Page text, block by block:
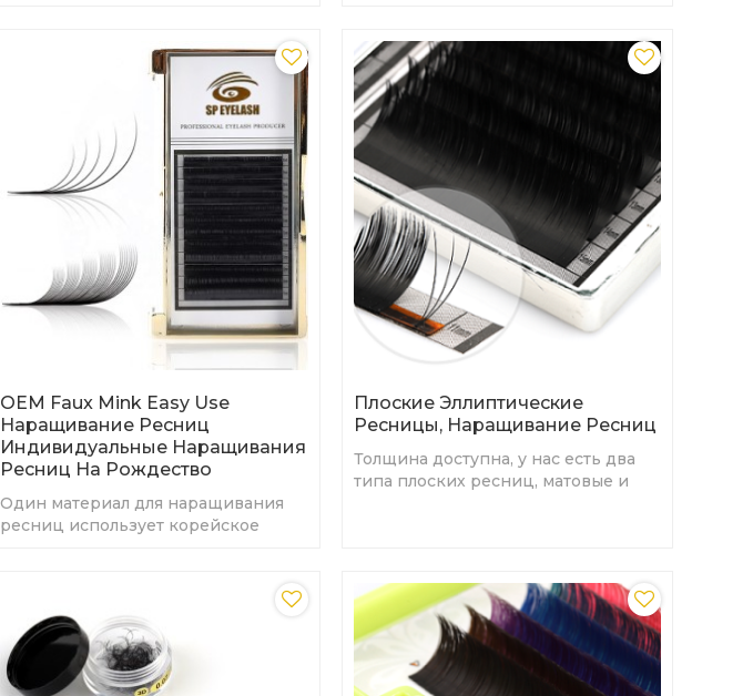
OEM Faux Mink Easy Use
Наращивание Ресниц
Индивидуальные Наращивания
Ресниц На Рождество
Один материал для наращивания
ресниц использует корейское
Плоские Эллиптические
Ресницы, Наращивание Ресниц
Толщина доступна, у нас есть два
типа плоских ресниц, матовые и